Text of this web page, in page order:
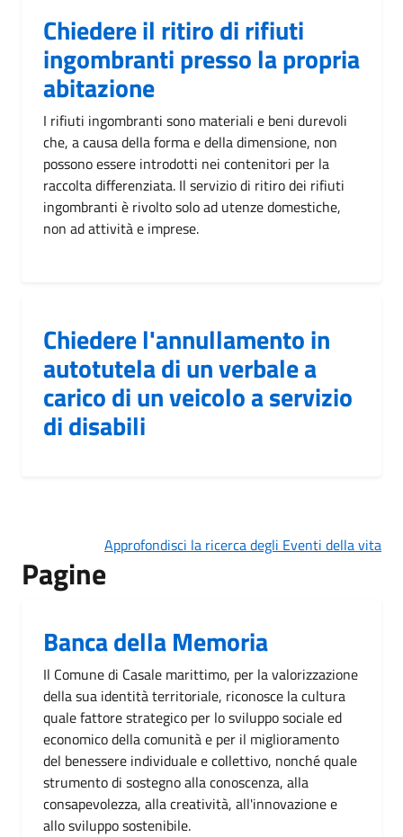
Chiedere il ritiro di rifiuti
ingombranti presso la propria
abitazione
I rifiuti ingombranti sono materiali e beni durevoli
che, a causa della forma e della dimensione, non
possono essere introdotti nei contenitori per la
raccolta differenziata. Il servizio di ritiro dei rifiuti
ingombranti è rivolto solo ad utenze domestiche,
non ad attività e imprese.
Chiedere l'annullamento in
autotutela di un verbale a
carico di un veicolo a servizio
di disabili
Approfondisci la ricerca degli Eventi della vita
Pagine
Banca della Memoria
Il Comune di Casale marittimo, per la valorizzazione
della sua identità territoriale, riconosce la cultura
quale fattore strategico per lo sviluppo sociale ed
economico della comunità e per il miglioramento
del benessere individuale e collettivo, nonché quale
strumento di sostegno alla conoscenza, alla
consapevolezza, alla creatività, all'innovazione e
allo sviluppo sostenibile.